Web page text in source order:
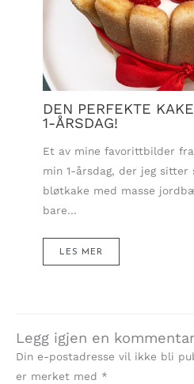
DEN PERFEKTE
1-ÅRSDAG!
Et av mine favorittbilder
min 1-årsdag, der jeg sitter
bløtkake med masse
bare…
LES MER
Legg igjen en kommentar
Din e-postadresse vil ikke bli
er merket med *